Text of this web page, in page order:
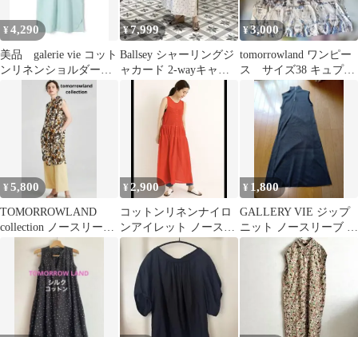
¥4,290
美品 galerie vie コット
ンリネンショルダーワ
イドシャツワンピース
¥7,999
Ballsey シャーリングジ
ャカード 2-wayキャミ
ソールワンピース
¥3,000
tomorrowland ワンピー
ス サイズ38 キュプラ
100%
¥5,800
TOMORROWLAND
collection ノースリーブ
ロングシャツ
¥ 2,900
コットンリネンナイロ
ンアイレット ノースリ
ーブワンピース
MACPHEE
¥ 1,800
GALLERY VIE ジップ
ニット ノースリーブ ロ
ングワンピース グレー